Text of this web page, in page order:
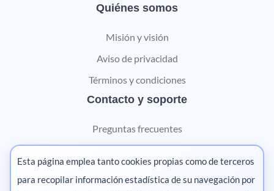
Quiénes somos
Misión y visión
Aviso de privacidad
Términos y condiciones
Contacto y soporte
Preguntas frecuentes
Contáctanos
Marketing digital
Esta página emplea tanto cookies propias como de terceros
para recopilar información estadística de su navegación por